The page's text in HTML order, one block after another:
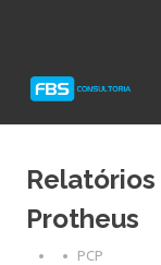
Protheus
Relatórios
Protheus
PCP